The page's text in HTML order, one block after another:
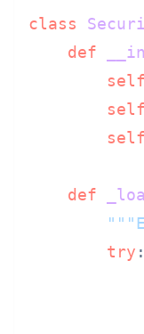
class
def
self
self
self
def
try :